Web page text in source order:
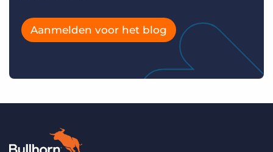
Aanmelden voor het blog